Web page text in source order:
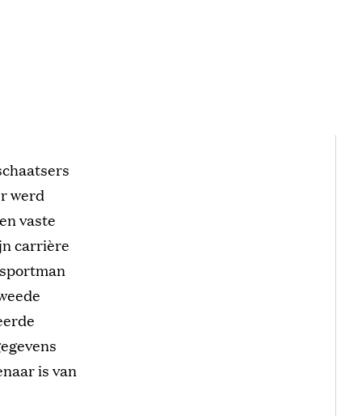
werd
vaste
carrière
is van